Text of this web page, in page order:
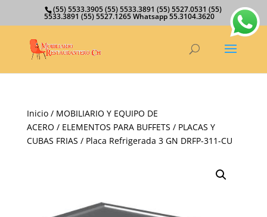
(55) 5533.3905 (55) 5533.3891 (55) 5527.0531 (55)
5533.3891 (55) 5527.1265 Whatsapp 55.3104.3620
Inicio/ MOBILIARIO Y EQUIPO DE
ACERO / ELEMENTOS PARA BUFFETS / PLACAS Y
CUBAS FRIAS / Placa Refrigerada 3 GN DRFP-311-CU